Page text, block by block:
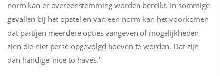
norm kan er overeenstemming worden bereikt. In sommige
gevallen bij het opstellen van een norm kan het voorkomen
dat partijen meerdere opties aangeven of mogelijkheden
zien die niet perse opgevolgd hoeven te worden. Dat zijn
dan handige ‘nice to haves.’